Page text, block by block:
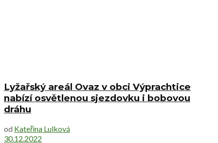
Lyžařský areál Ovaz v obci Výprachtice
nabízí osvětlenou sjezdovku i bobovou
dráhu
od Kateřina Lulková
30.12.2022